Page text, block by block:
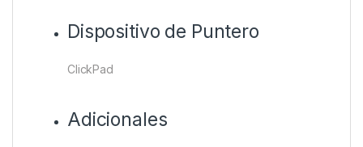
Dispositivo de Puntero
ClickPad
Adicionales